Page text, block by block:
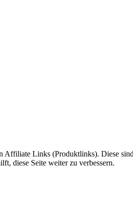
Affiliate Links (Produktlinks). Diese
diese Seite weiter zu verbessern.